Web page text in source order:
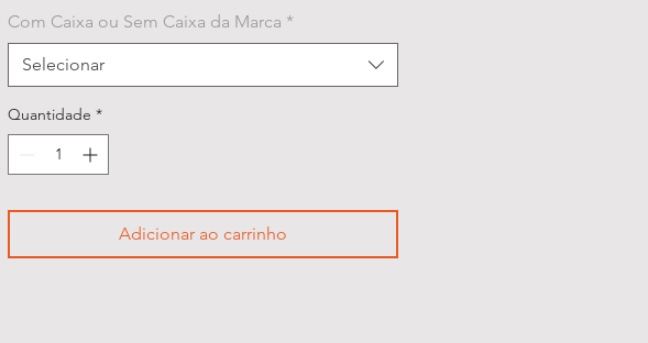
Com Caixa ou Sem Caixa da Marca *
Selecionar
Quantidade *
Adicionar ao carrinho